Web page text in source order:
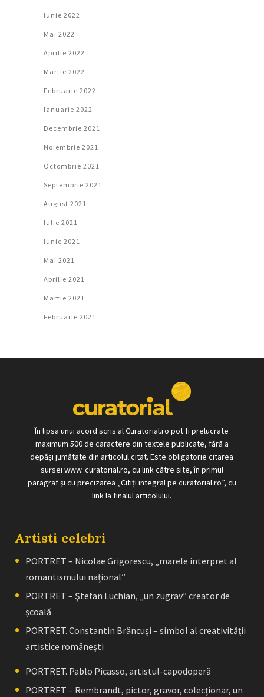
Iunie 2022
Mai 2022
Aprilie 2022
Martie 2022
Februarie 2022
Ianuarie 2022
Decembrie 2021
Noiembrie 2021
Octombrie 2021
Septembrie 2021
August 2021
Iulie 2021
Iunie 2021
Mai 2021
Aprilie 2021
Martie 2021
Februarie 2021
În lipsa unui acord scris al Curatorial.ro pot fi prelucrate
maximum 500 de caractere din textele publicate, fără a
depăși jumătate din articolul citat. Este obligatorie citarea
sursei www. curatorial.ro, cu link către site, în primul
paragraf și cu precizarea „Citiți integral pe curatorial.ro”, cu
link la finalul articolului.
Artisti celebri
PORTRET – Nicolae Grigorescu, „marele interpret al
romantismului naţional”
PORTRET – Ştefan Luchian, „un zugrav” creator de
școală
PORTRET. Constantin Brâncuşi – simbol al creativităţii
artistice româneşti
PORTRET. Pablo Picasso, artistul-capodoperă
PORTRET – Rembrandt, pictor, gravor, colecţionar, un